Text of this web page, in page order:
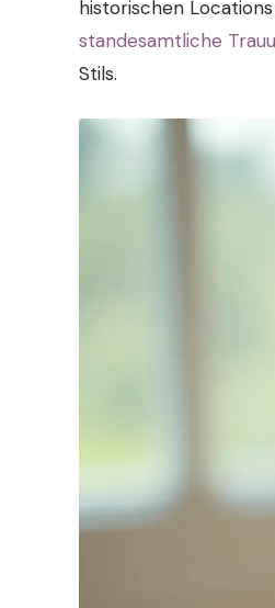
historischen
standesamtliche
Stils.